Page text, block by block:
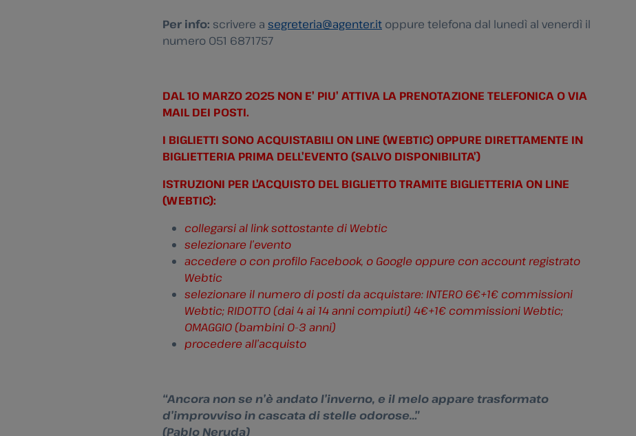
Per info: scrivere a segreteria@agenter.it oppure telefona dal lunedì al venerdì il
numero 051 6871757
DAL 10 MARZO 2025 NON E’ PIU’ ATTIVA LA PRENOTAZIONE TELEFONICA O VIA
MAIL DEI POSTI.
I BIGLIETTI SONO ACQUISTABILI ON LINE (WEBTIC) OPPURE DIRETTAMENTE IN
BIGLIETTERIA PRIMA DELL’EVENTO (SALVO DISPONIBILITA’)
ISTRUZIONI PER L’ACQUISTO DEL BIGLIETTO TRAMITE BIGLIETTERIA ON LINE
(WEBTIC):
collegarsi al link sottostante di Webtic
selezionare l’evento
accedere o con profilo Facebook, o Google oppure con account registrato
Webtic
selezionare il numero di posti da acquistare: INTERO 6€+1€ commissioni
Webtic; RIDOTTO (dai 4 ai 14 anni compiuti) 4€+1€ commissioni Webtic;
OMAGGIO (bambini 0-3 anni)
procedere all’acquisto
“Ancora non se n’è andato l’inverno, e il melo appare trasformato
d’improvviso in cascata di stelle odorose…”
(Pablo Neruda)